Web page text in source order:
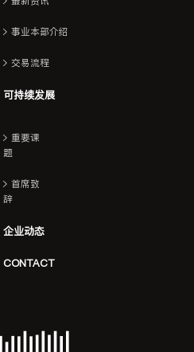
事业本部介绍
交易流程
可持续发展
重要课
题
首席致
辞
企业动态
CONTACT